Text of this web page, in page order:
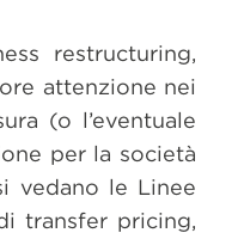
restructuring,
attenzione nei
(o l’eventuale
per la società
vedano le Linee
transfer pricing,